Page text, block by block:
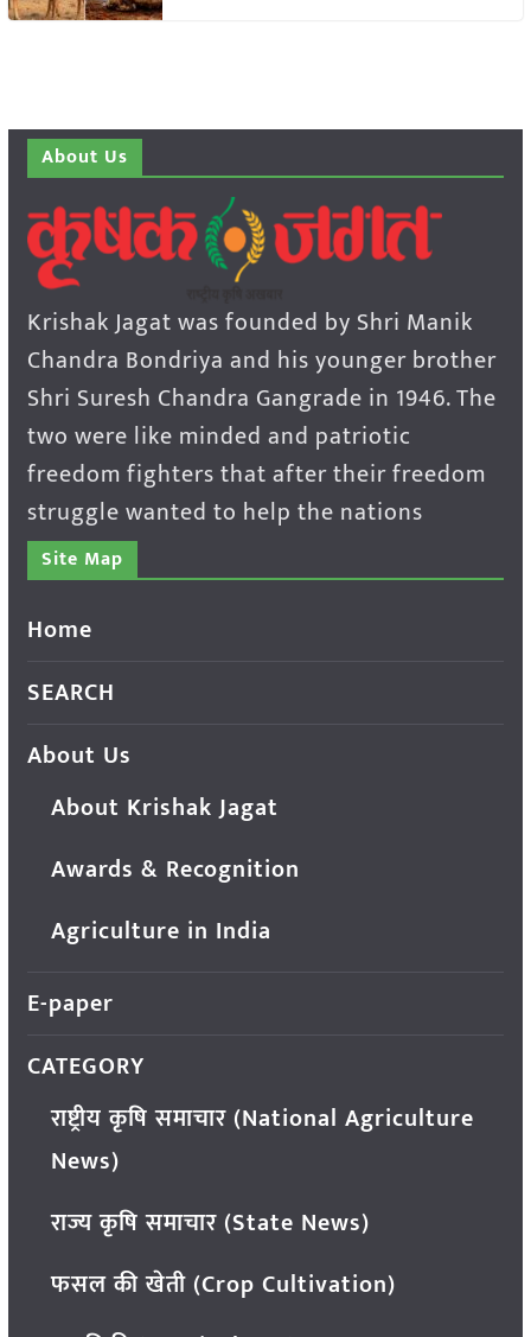
About Us
Krishak Jagat was founded by Shri Manik
Chandra Bondriya and his younger brother
Shri Suresh Chandra Gangrade in 1946. The
two were like minded and patriotic
freedom fighters that after their freedom
struggle wanted to help the nations
Site Map
Home
SEARCH
About Us
About Krishak Jagat
Awards & Recognition
Agriculture in India
E-paper
CATEGORY
राष्ट्रीय कृषि समाचार (National Agriculture
News)
राज्य कृषि समाचार (State News)
फसल की खेती (Crop Cultivation)